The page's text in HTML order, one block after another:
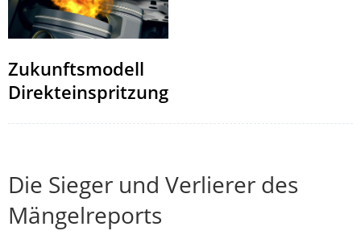
Zukunftsmodell
Direkteinspritzung
Die Sieger und Verlierer des
Mängelreports